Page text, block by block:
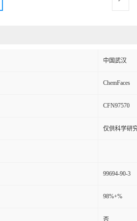
中国武汉
ChemFaces
CFN97570
仅供科学研
99694-90-3
98%+%
否